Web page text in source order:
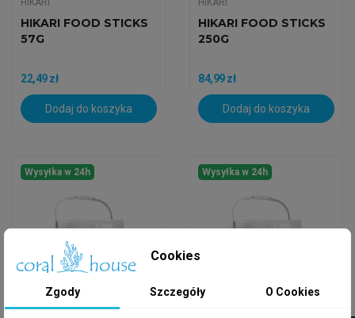
HIKARI
HIKARI FOOD STICKS
57G
22,49 zł
Dodaj do koszyka
HIKARI
HIKARI FOOD STICKS
250G
84,99 zł
Dodaj do koszyka
Wysyłka w 24h Wysyłka w 24h
Cookies
Zgody Szczegóły O Cookies